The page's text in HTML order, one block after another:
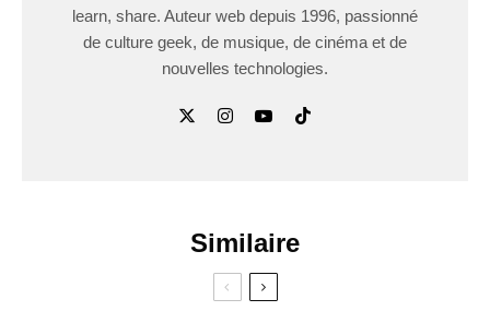
learn, share. Auteur web depuis 1996, passionné
de culture geek, de musique, de cinéma et de
nouvelles technologies.
Similaire